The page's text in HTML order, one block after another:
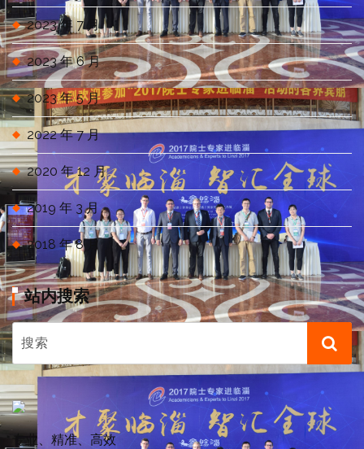
2023 年 7 月
2023 年 6 月
2023 年 5 月
2022 年 7 月
2020 年 12 月
2019 年 3 月
2018 年 8 月
站内搜索
专业、精准、高效